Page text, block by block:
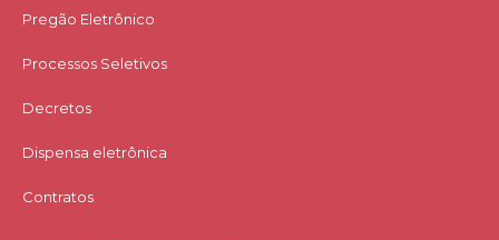
Pregão Eletrônico
Processos Seletivos
Decretos
Dispensa eletrônica
Contratos